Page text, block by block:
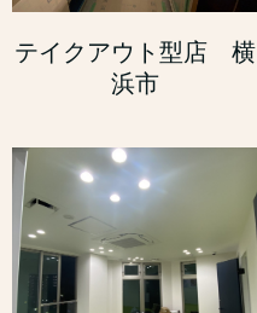
テイクアウト型店 横
浜市